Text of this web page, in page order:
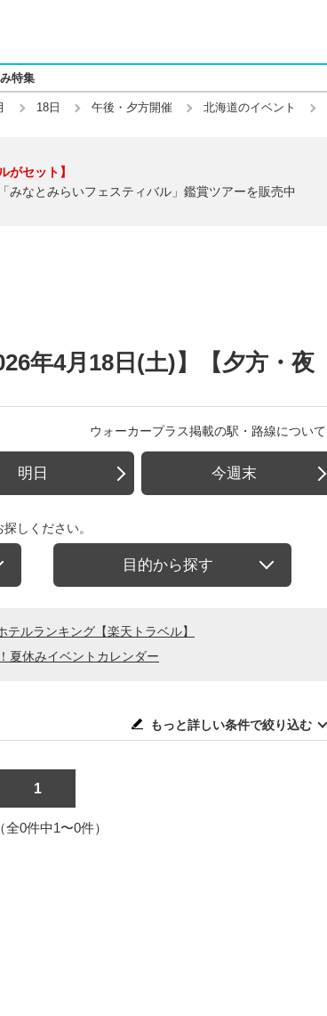
特集
18日 午後・夕方開催 北海道のイベント
がセット】
みなとみらいフェスティバル」鑑賞ツアーを販売中
年4月18日(土)】【夕方・夜
ウォーカープラス掲載の駅・路線について
明日 今週末
しください。
目的から探す
ルランキング【楽天トラベル】
夏休みイベントカレンダー
もっと詳しい条件で絞り込む
1
全0件中1〜0件）